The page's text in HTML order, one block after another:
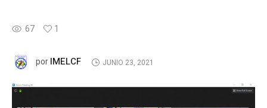
67 1
porIMELCF JUNIO 23, 2021